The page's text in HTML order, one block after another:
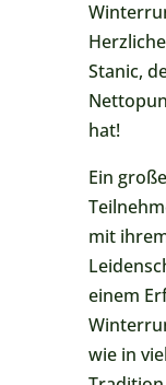
Stanic,
hat!
Ein
mit
einem
wie in